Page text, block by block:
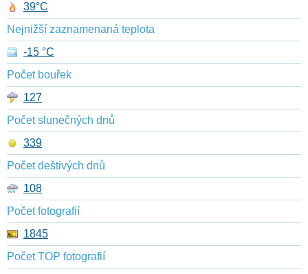
39°C
Nejnižší zaznamenaná teplota
-15 °C
Počet bouřek
127
Počet slunečných dnů
339
Počet deštivých dnů
108
Počet fotografií
1845
Počet TOP fotografií